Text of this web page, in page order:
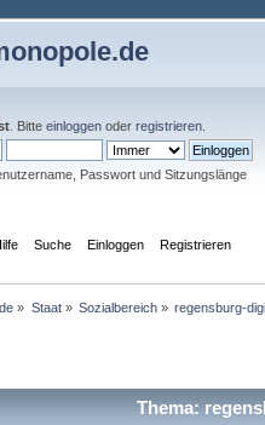
. Bitteeinloggen oderregistrieren
Passwort und Sitzungslänge
Suche Einloggen Registrieren
» Staat» Sozialbereich » regensburg-
Thema: